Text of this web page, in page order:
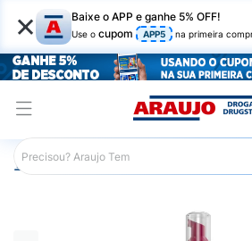
× Baixe o APP e ganhe 5% OFF!
Use o cupom APP5 na primeira
Araujo Dermocosméticos